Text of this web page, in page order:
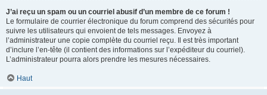
J’ai reçu un spam ou un courriel abusif d’un membre de ce forum !
Le formulaire de courrier électronique du forum comprend des sécurités pour
suivre les utilisateurs qui envoient de tels messages. Envoyez à
l’administrateur une copie complète du courriel reçu. Il est très important
d’inclure l’en-tête (il contient des informations sur l’expéditeur du courriel).
L’administrateur pourra alors prendre les mesures nécessaires.
Haut